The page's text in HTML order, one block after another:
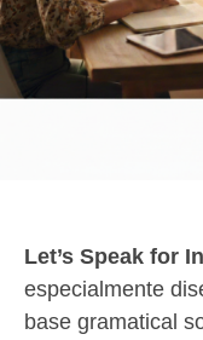
Let’s Speak for
especialmente
base gramatical